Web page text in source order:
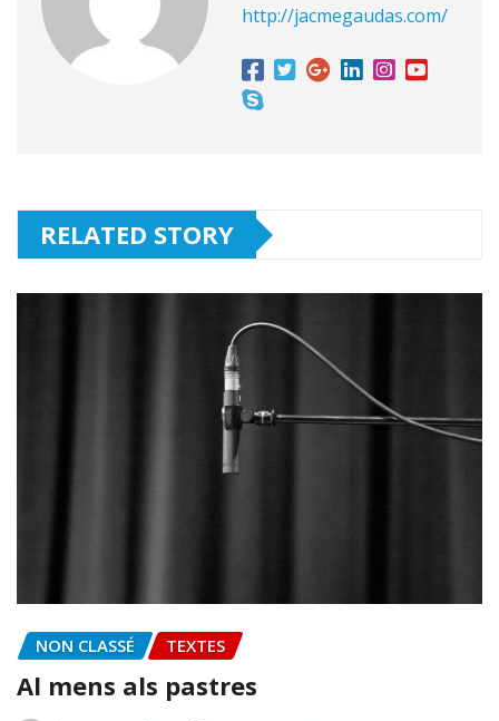
http://jacmegaudas.com/
RELATED STORY
NON CLASSÉ TEXTES
Al mens als pastres